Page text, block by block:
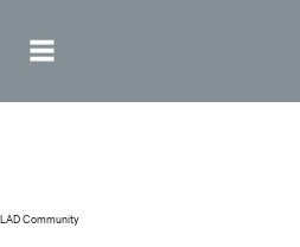
LAD Community